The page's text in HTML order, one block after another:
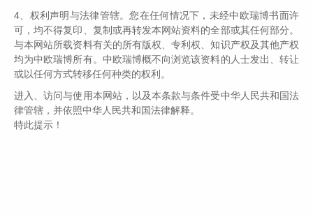
伟志思考：虹吸行情还能持续多久？每一轮泡沫高潮的
剧本都是类似的
通往成功发财的路总是冷冷清清，通往灾难的道路总是非常的
拥挤！...
...
4、权利声明与法律管辖。您在任何情况下，未经中欧瑞博书面许
可，均不得复印、复制或再转发本网站资料的全部或其任何部分。
与本网站所载资料有关的所有版权、专利权、知识产权及其他产权
均为中欧瑞博所有。中欧瑞博概不向浏览该资料的人士发出、转让
或以任何方式转移任何种类的权利。
进入、访问与使用本网站，以及本条款与条件受中华人民共和国法
律管辖，并依照中华人民共和国法律解释。
特此提示！